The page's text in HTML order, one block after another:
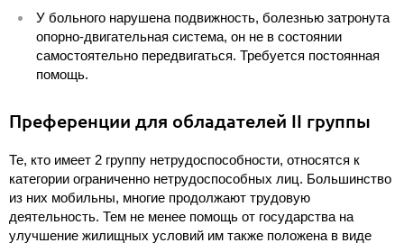
У больного нарушена подвижность, болезнью затронута
опорно-двигательная система, он не в состоянии
самостоятельно передвигаться. Требуется постоянная
помощь.
Преференции для обладателей II группы
Те, кто имеет 2 группу нетрудоспособности, относятся к
категории ограниченно нетрудоспособных лиц. Большинство
из них мобильны, многие продолжают трудовую
деятельность. Тем не менее помощь от государства на
улучшение жилищных условий им также положена в виде